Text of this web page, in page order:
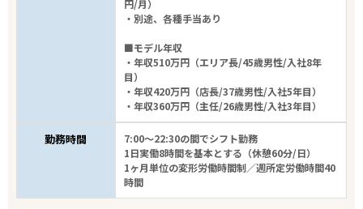
円/月）
・別途、各種手当あり
■モデル年収
・年収510万円（エリア長/45歳男性/入社8年
目）
・年収420万円（店長/37歳男性/入社5年目）
・年収360万円（主任/26歳男性/入社3年目）
勤務時間
7:00～22:30の間でシフト勤務
1日実働8時間を基本とする（休憩60分/日）
1ヶ月単位の変形労働時間制／週所定労働時間40
時間